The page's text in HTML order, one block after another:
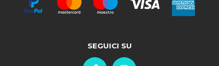
SEGUICI SU